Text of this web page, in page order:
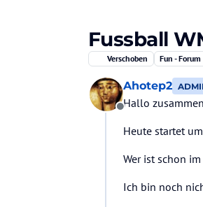
Fussball
Verschoben Fun - Forum
Offline
Ahotep2
Hallo zusammen
Heute startet
Wer ist schon
Ich bin noch